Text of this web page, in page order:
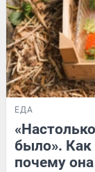
ЕДА
было».
почему